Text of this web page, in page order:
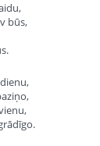
būs,